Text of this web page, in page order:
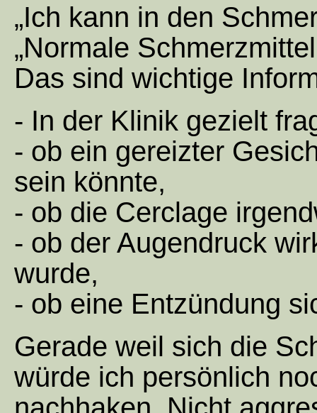
„Ich kann in den
„Normale
Das sind wichtige
- In der Klinik gezielt
- ob ein gereizter
sein könnte,
- ob die Cerclage
- ob der Augendruck
wurde,
- ob eine Entzündung
Gerade weil sich die
würde ich persönlich